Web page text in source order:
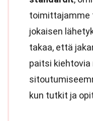
toimittajamme
jokaisen
takaa, että
paitsi
kun tutkit ja